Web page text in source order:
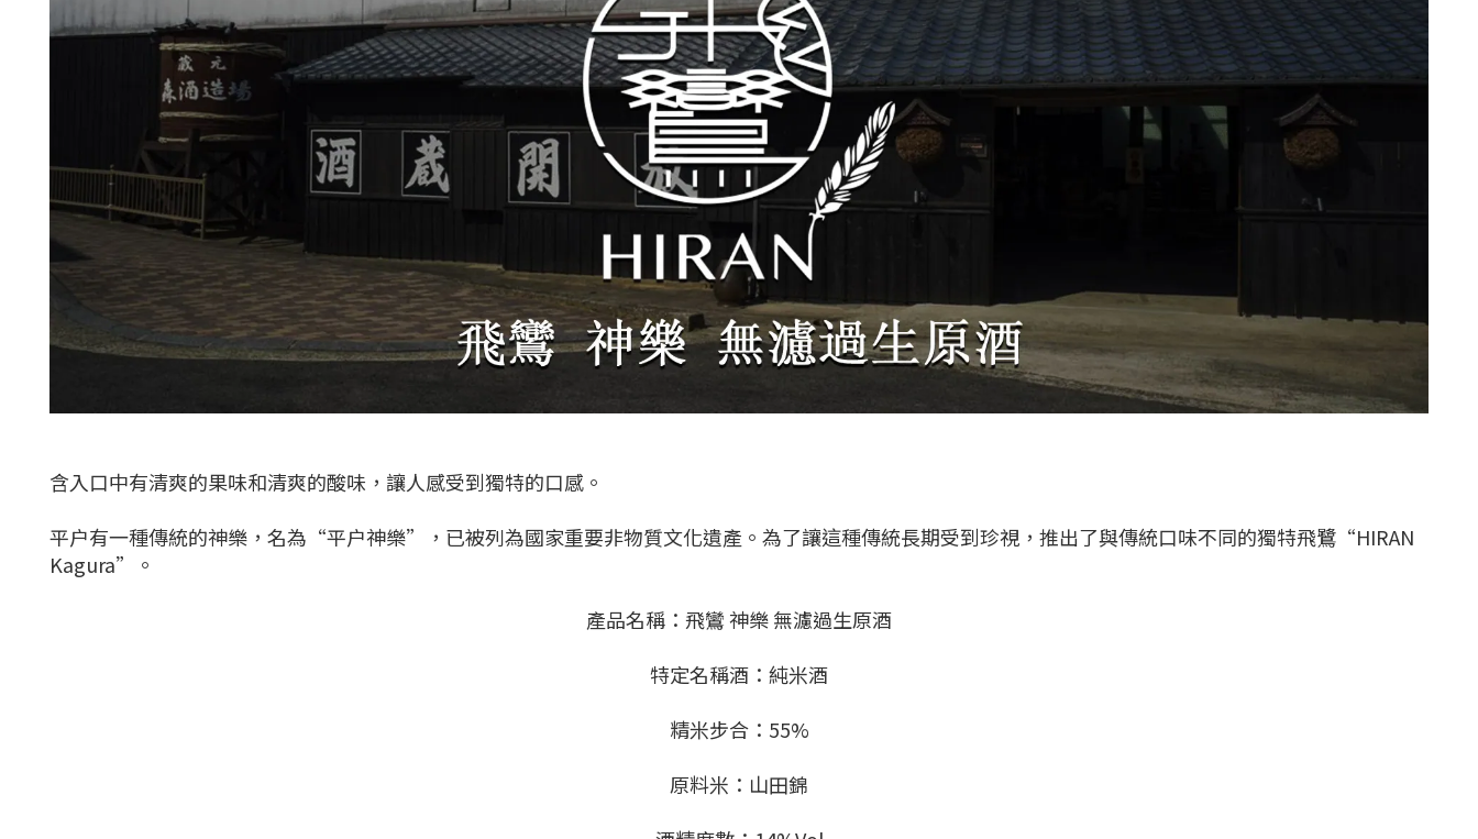
含入口中有清爽的果味和清爽的酸味，讓人感受到獨特的口感。
平户有一種傳統的神樂，名為“平户神樂”，已被列為國家重要非物質文化遺產。為了讓這種傳統長期受到珍視，推出了與傳統口味不同的獨特飛鷺“HIRAN
Kagura”。
產品名稱：飛鸞 神樂 無濾過生原酒
特定名稱酒：純米酒
精米步合：55%
原料米：山田錦